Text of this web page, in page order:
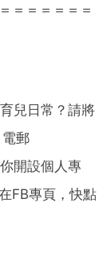
＝＝＝＝＝＝
兒日常？請將
郵
開設個人專
FB專頁，快點